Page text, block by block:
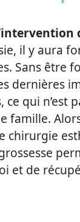
intervention
il y aura
Sans être
dernières
ce qui n’est
famille.
chirurgie
et de